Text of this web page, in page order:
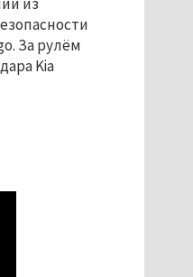
За рулём
Kia